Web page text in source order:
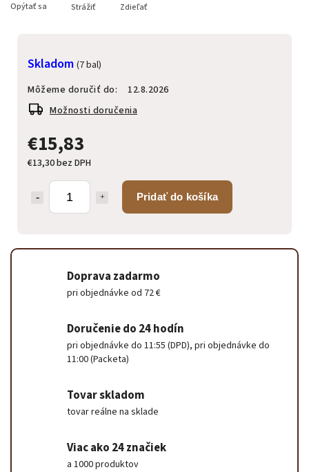
€15,83
€13,30 bez DPH
Pridať do košíka
Skladom (7 bal)
Môžeme doručiť do:
12.8.2026
Možnosti doručenia
Opýtať sa Strážiť Zdieľať
Doprava zadarmo
pri objednávke od 72 €
Doručenie do 24 hodín
pri objednávke do 11:55 (DPD), pri objednávke do
11:00 (Packeta)
Tovar skladom
tovar reálne na sklade
Viac ako 24 značiek
a 1000 produktov